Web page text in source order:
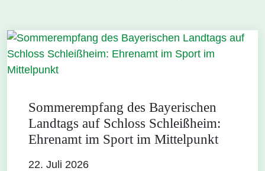
Sommerempfang des Bayerischen
Landtags auf Schloss Schleißheim:
Ehrenamt im Sport im Mittelpunkt
22. Juli 2026